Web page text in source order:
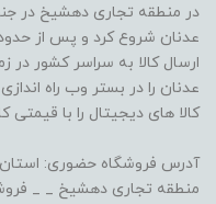
در منطقه تجاری دهشیخ در
عدنان را در بستر وب راه
کالا های دیجیتال را با قیمتی
آدرس فروشگاه حضوری:
منطقه تجاری دهشیخ _ _